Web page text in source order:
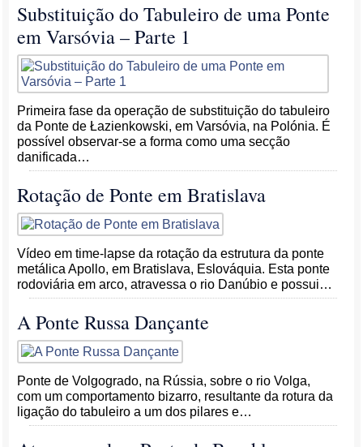
Substituição do Tabuleiro de uma Ponte
em Varsóvia – Parte 1
Primeira fase da operação de substituição do tabuleiro
da Ponte de Łazienkowski, em Varsóvia, na Polónia. É
possível observar-se a forma como uma secção
danificada…
Rotação de Ponte em Bratislava
Vídeo em time-lapse da rotação da estrutura da ponte
metálica Apollo, em Bratislava, Eslováquia. Esta ponte
rodoviária em arco, atravessa o rio Danúbio e possui…
A Ponte Russa Dançante
Ponte de Volgogrado, na Rússia, sobre o rio Volga,
com um comportamento bizarro, resultante da rotura da
ligação do tabuleiro a um dos pilares e…